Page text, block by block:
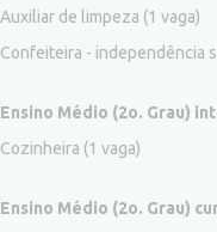
Auxiliar de limpeza (1 vaga)
Confeiteira - independência
Ensino Médio (2o. Grau)
Cozinheira (1 vaga)
Ensino Médio (2o. Grau)